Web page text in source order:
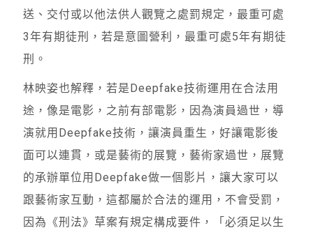
送、交付或以他法供人觀覽之處罰規定，最重可處
3年有期徒刑，若是意圖營利，最重可處5年有期徒
刑。
林映姿也解釋，若是Deepfake技術運用在合法用
途，像是電影，之前有部電影，因為演員過世，導
演就用Deepfake技術，讓演員重生，好讓電影後
面可以連貫，或是藝術的展覽，藝術家過世，展覽
的承辦單位用Deepfake做一個影片，讓大家可以
跟藝術家互動，這都屬於合法的運用，不會受罰，
因為《刑法》草案有規定構成要件，「必須足以生